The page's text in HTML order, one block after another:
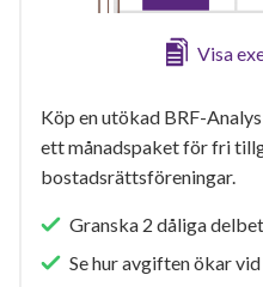
Visa
Köp en utökad BRF-
ett månadspaket för fri
bostadsrättsföreningar.
Granska 2 dåliga
Se hur avgiften ökar